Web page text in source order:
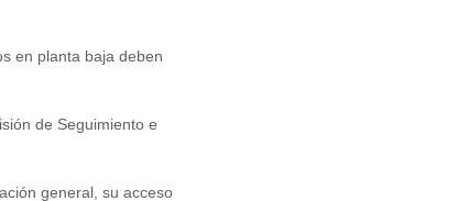
en planta baja deben
de Seguimiento e
general, su acceso